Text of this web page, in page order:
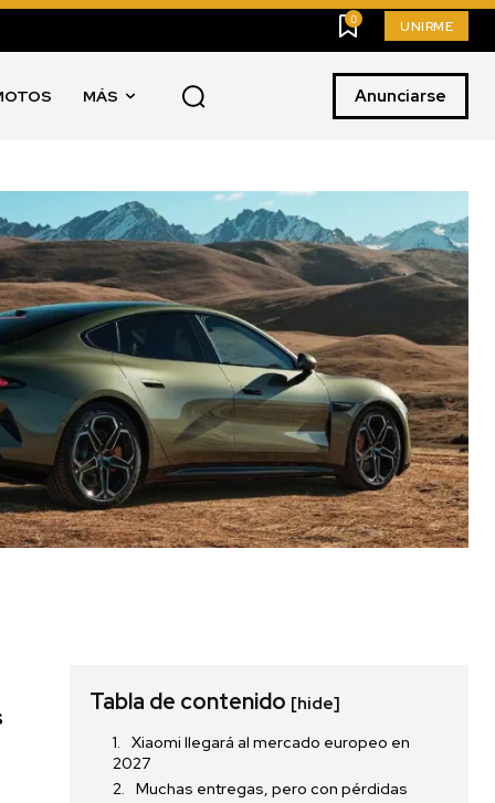
0 UNIRME
MÁS Anunciarse
Tabla de contenido [hide]
Xiaomi llegará al mercado europeo en
2027
Muchas entregas, pero con pérdidas